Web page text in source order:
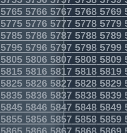
5766576757685769
5776577757785779
5786578757885789
5796579757985799
5806580758085809
5816581758185819
5826582758285829
5836583758385839
5846584758485849
5856585758585859